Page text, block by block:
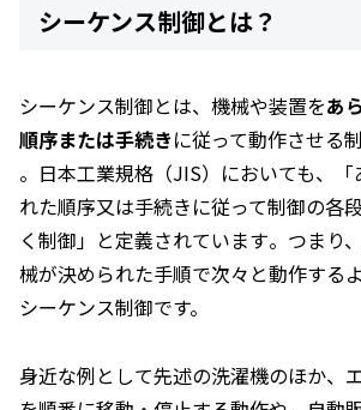
シーケンス制御とは？
シーケンス制御とは、機械や装置をあ
順序または手続きに従って動作させる
。日本工業規格（JIS）においても、「
れた順序又は手続きに従って制御の各
く制御」と定義されています​。つまり
械が決められた手順で次々と動作する
シーケンス制御です。
身近な例として先述の洗濯機のほか、